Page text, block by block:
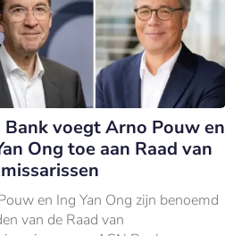
Bank voegt Arno Pouw en
Ong toe aan Raad van
en Ing Yan Ong zijn benoemd
van de Raad van